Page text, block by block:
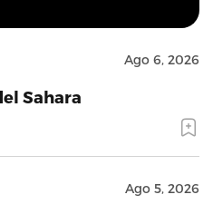
Ago 6, 2026
Sahara
Ago 5, 2026